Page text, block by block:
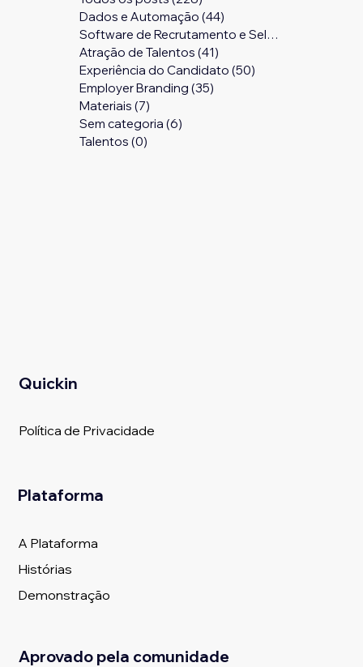
Dados e Automação (44)
Software de Recrutamento e Seleção
Atração de Talentos (41)
Experiência do Candidato (50)
Employer Branding (35)
Materiais (7)
Sem categoria (6)
Talentos (0)
Quickin
Política de Privacidade
Plataforma
A Plataforma
Histórias
Demonstração
Aprovado pela comunidade